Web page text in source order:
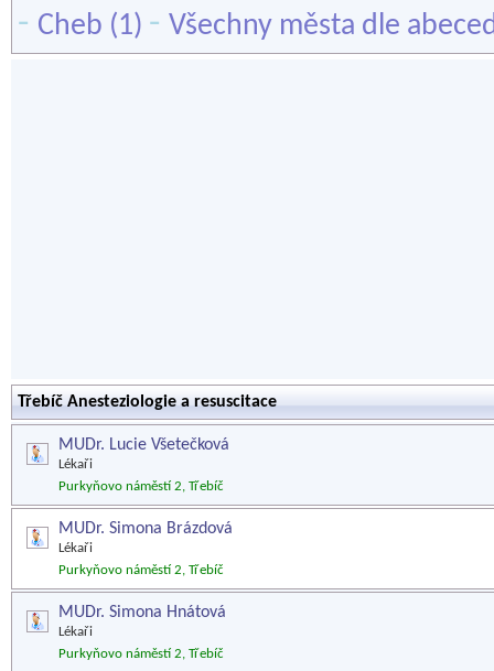
- Cheb (1) - Všechny města dle
Třebíč Anesteziologie a resuscitace
MUDr. Lucie Všetečková
Lékaři
Purkyňovo náměstí 2, Třebíč
MUDr. Simona Brázdová
Lékaři
Purkyňovo náměstí 2, Třebíč
MUDr. Simona Hnátová
Lékaři
Purkyňovo náměstí 2, Třebíč